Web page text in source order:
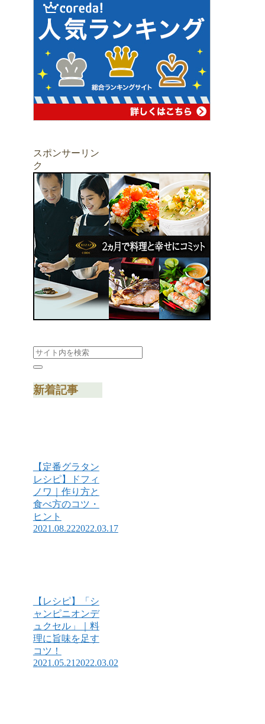
スポンサーリン
ク
新着記事
【定番グラタン
レシピ】ドフィ
ノワ｜作り方と
食べ方のコツ・
ヒント
2021.08.222022.03.17
【レシピ】「シ
ャンピニオンデ
ュクセル」｜料
理に旨味を足す
コツ！
2021.05.21 2022.03.02